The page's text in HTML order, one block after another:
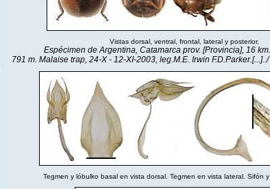
Vistas dorsal, ventral, frontal, lateral y posterior.
Espécimen de Argentina, Catamarca prov. [Provincia], 16
791 m. Malaise trap, 24-X - 12-XI-2003, leg.M.E. Irwin F.D.Parker.[...]../
Tegmen y lóbulko basal en vista dorsal. Tegmen en vista lateral. Sifón